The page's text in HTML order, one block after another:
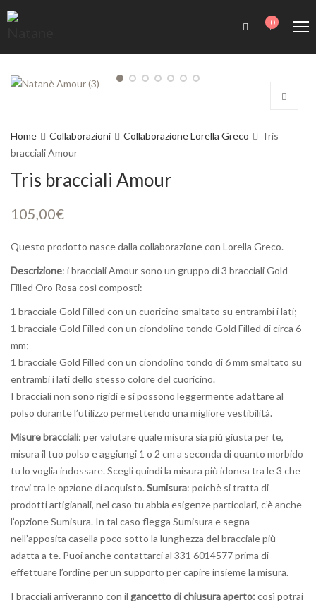
0
Home Collaborazioni Collaborazione Lorella Greco
Tris
bracciali Amour
Tris bracciali Amour
105,00€
Questo prodotto nasce dalla collaborazione con Lorella Greco.
Descrizione: i bracciali Amour sono un gruppo di 3 bracciali Gold
Filled Oro Rosa così composti:
1 bracciale Gold Filled con un cuoricino smaltato su entrambi i lati;
1 bracciale Gold Filled con un ciondolino tondo Gold Filled di circa 6
mm;
1 bracciale Gold Filled con un ciondolino tondo di 6 mm smaltato su
entrambi i lati dello stesso colore del cuoricino.
I bracciali non sono rigidi e si possono leggermente adattare al
polso durante l’utilizzo permettendo una migliore vestibilità.
Misure bracciali: per valutare quale misura sia più giusta per te,
misura il tuo polso e aggiungi 1 o 2 cm a seconda di quanto morbido
tu lo voglia indossare. Scegli quindi la misura più idonea tra le 3 che
trovi tra le opzione di acquisto. Sumisura: poichè si tratta di
prodotti artigianali, nel caso tu abbia esigenze particolari, c’è anche
l’opzione Sumisura. In tal caso flegga Sumisura e segna
nell’apposita casella poco sotto la lunghezza del bracciale più
adatta a te. Puoi anche contattarci al 331 6014577 prima di
effettuare l’ordine per un supporto per capire insieme la misura.
I bracciali arriveranno con il gancetto di chiusura aperto: così potrai